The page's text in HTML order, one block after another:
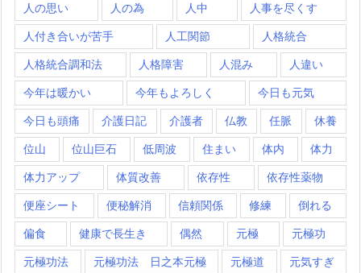
人の思い 人の為 人中 人事を尽くす
人付き合いが苦手 人工関節 人格統合
人格統合調和法 人格障害 人混み 人違い
今年は暖かい 今年もよろしく 今日も元気
今日も頭痛 介護日記 介護者 仏教 任脈 休養
位山 位山巨石 低周波 住まい 体内 体力
体力アップ 体質改善 依存性 依存性薬物
便座シート 便秘解消 信頼関係 修練 倒れる
偏食 健康で長生き 偶然 元極 元極功
元極功法 元極功法 日之本元極 元極道 元気すぎ